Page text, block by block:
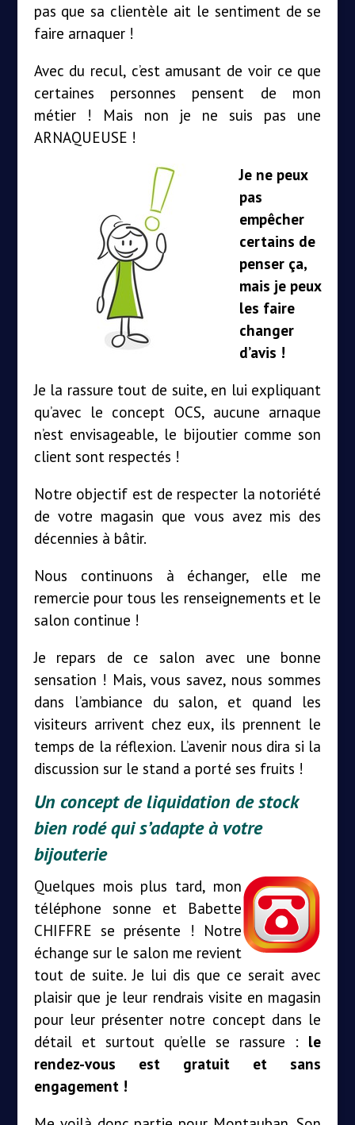
pas que sa clientèle ait le sentiment de se
faire arnaquer !
Avec du recul, c’est amusant de voir ce que
certaines personnes pensent de mon
métier ! Mais non je ne suis pas une
ARNAQUEUSE !
Je ne peux
pas
empêcher
certains de
penser ça,
mais je peux
les faire
changer
d’avis !
Je la rassure tout de suite, en lui expliquant
qu’avec le concept OCS, aucune arnaque
n’est envisageable, le bijoutier comme son
client sont respectés !
Notre objectif est de respecter la notoriété
de votre magasin que vous avez mis des
décennies à bâtir.
Nous continuons à échanger, elle me
remercie pour tous les renseignements et le
salon continue !
Je repars de ce salon avec une bonne
sensation ! Mais, vous savez, nous sommes
dans l’ambiance du salon, et quand les
visiteurs arrivent chez eux, ils prennent le
temps de la réflexion. L’avenir nous dira si la
discussion sur le stand a porté ses fruits !
Un concept de liquidation de stock
bien rodé qui s’adapte à votre
bijouterie
Quelques mois plus tard, mon
téléphone sonne et Babette
CHIFFRE se présente ! Notre
échange sur le salon me revient
tout de suite. Je lui dis que ce serait avec
plaisir que je leur rendrais visite en magasin
pour leur présenter notre concept dans le
détail et surtout qu’elle se rassure : le
rendez-vous est gratuit et sans
engagement !